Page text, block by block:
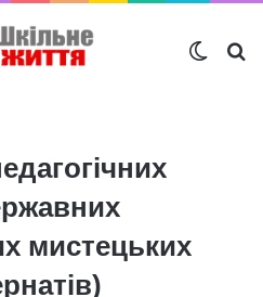
мистецьких